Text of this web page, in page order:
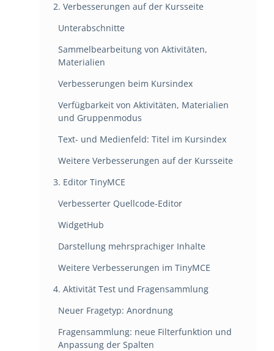
2. Verbesserungen auf der Kursseite
Unterabschnitte
Sammelbearbeitung von Aktivitäten,
Materialien
Verbesserungen beim Kursindex
Verfügbarkeit von Aktivitäten, Materialien
und Gruppenmodus
Text- und Medienfeld: Titel im Kursindex
Weitere Verbesserungen auf der Kursseite
3. Editor TinyMCE
Verbesserter Quellcode-Editor
WidgetHub
Darstellung mehrsprachiger Inhalte
Weitere Verbesserungen im TinyMCE
4. Aktivität Test und Fragensammlung
Neuer Fragetyp: Anordnung
Fragensammlung: neue Filterfunktion und
Anpassung der Spalten